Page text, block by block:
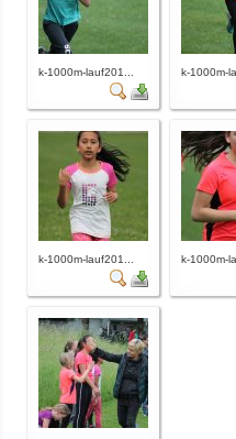
k-1000m-lauf201... k-1000m-
k-1000m-lauf201... k-1000m-